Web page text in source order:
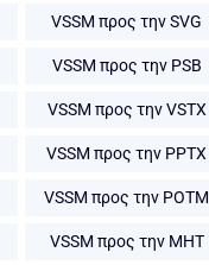
VSSM προς την SVG
VSSM προς την PSB
VSSM προς την VSTX
VSSM προς την PPTX
VSSM προς την POTM
VSSM προς την MHT